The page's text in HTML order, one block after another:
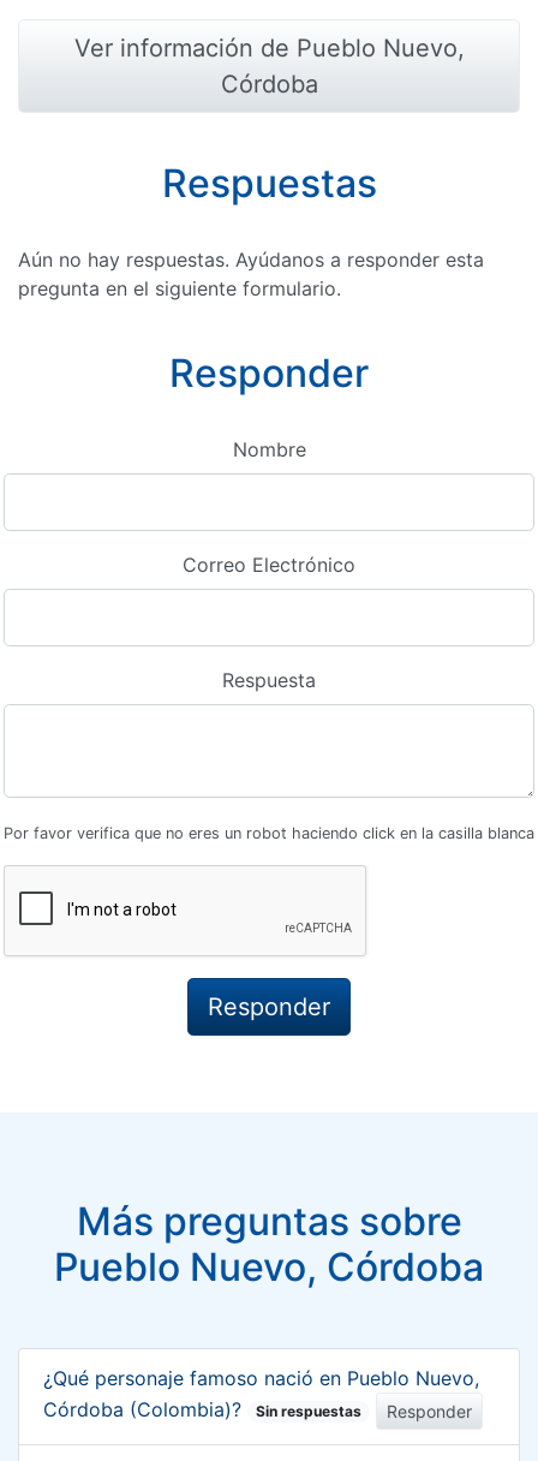
Ver información de Pueblo Nuevo,
Córdoba
Respuestas
Aún no hay respuestas. Ayúdanos a responder esta
pregunta en el siguiente formulario.
Responder
Nombre
Correo Electrónico
Respuesta
Por favor verifica que no eres un robot haciendo click en la casilla blanca
Más preguntas sobre
Pueblo Nuevo, Córdoba
¿Qué personaje famoso nació en Pueblo Nuevo,
Córdoba (Colombia)?
Sin respuestas Responder